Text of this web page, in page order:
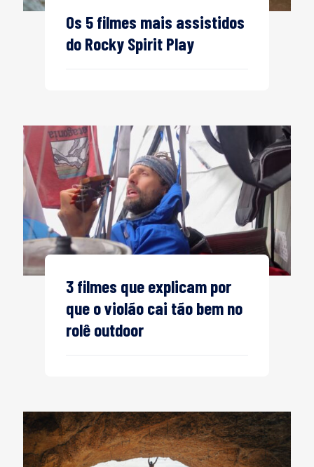
Os 5 filmes mais assistidos
do Rocky Spirit Play
3 filmes que explicam por
que o violão cai tão bem no
rolê outdoor